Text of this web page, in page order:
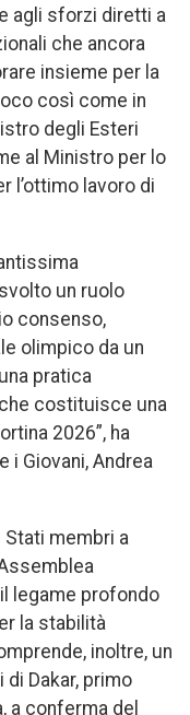
agli sforzi diretti a
che ancora
insieme per la
così come in
degli Esteri
al Ministro per lo
l’ottimo lavoro di
un ruolo
consenso,
olimpico da un
pratica
costituisce una
2026”, ha
i Giovani, Andrea
membri a
legame profondo
la stabilità
inoltre, un
Dakar, primo
a conferma del